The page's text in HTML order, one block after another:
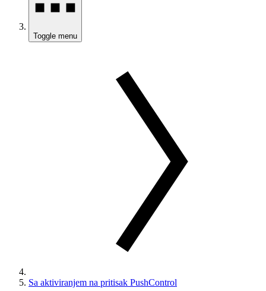
Toggle menu
Sa aktiviranjem na pritisak PushControl